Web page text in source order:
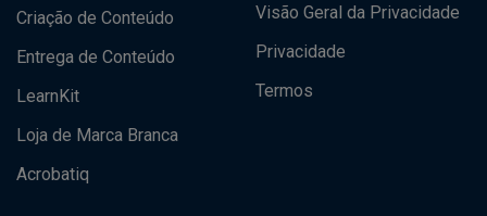
Criação de Conteúdo
Entrega de Conteúdo
LearnKit
Loja de Marca Branca
Acrobatiq
Visão Geral da Privacidade
Privacidade
Termos